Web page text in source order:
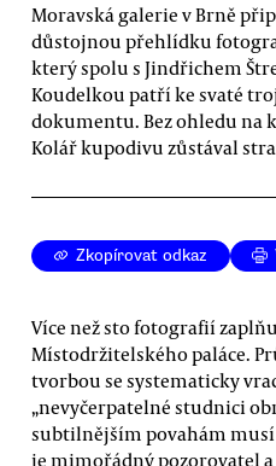
Moravská galerie v Brně
důstojnou přehlídku
který spolu s Jindřichem
Koudelkou patří ke svaté
dokumentu. Bez ohledu na
Kolář kupodivu zůstával
Zkopírovat odkaz
Více než sto fotografií
Místodržitelského paláce.
tvorbou se systematicky
„nevyčerpatelné studnici
subtilnějším povahám
je mimořádný pozorovatel